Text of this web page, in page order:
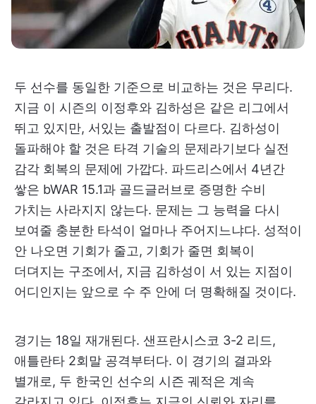
두 선수를 동일한 기준으로 비교하는 것은 무리다.
지금 이 시즌의 이정후와 김하성은 같은 리그에서
뛰고 있지만, 서있는 출발점이 다르다. 김하성이
돌파해야 할 것은 타격 기술의 문제라기보다 실전
감각 회복의 문제에 가깝다. 파드리스에서 4년간
쌓은 bWAR 15.1과 골드글러브로 증명한 수비
가치는 사라지지 않는다. 문제는 그 능력을 다시
보여줄 충분한 타석이 얼마나 주어지느냐다. 성적이
안 나오면 기회가 줄고, 기회가 줄면 회복이
더뎌지는 구조에서, 지금 김하성이 서 있는 지점이
어디인지는 앞으로 수 주 안에 더 명확해질 것이다.
경기는 18일 재개된다. 샌프란시스코 3-2 리드,
애틀란타 2회말 공격부터다. 이 경기의 결과와
별개로, 두 한국인 선수의 시즌 궤적은 계속